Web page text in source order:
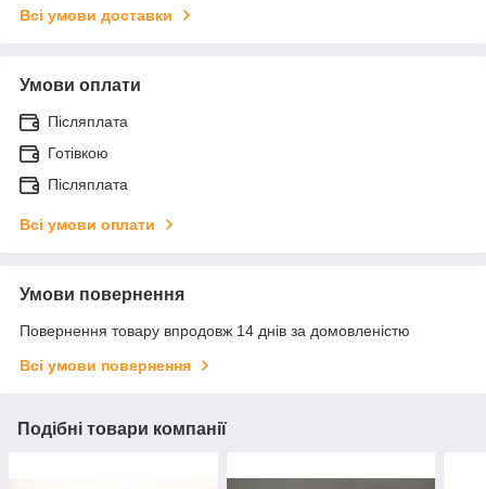
Всі умови доставки
Умови оплати
Післяплата
Готівкою
Післяплата
Всі умови оплати
Умови повернення
Повернення товару впродовж 14 днів за домовленістю
Всі умови повернення
Подібні товари компанії